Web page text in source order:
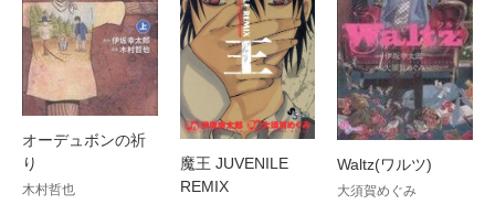
オーデュボンの祈
り
木村哲也
魔王 JUVENILE
REMIX
Waltz(ワルツ)
大須賀めぐみ